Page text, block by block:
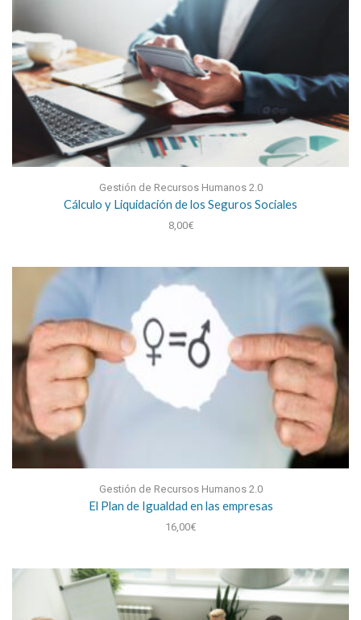
Gestión de Recursos Humanos 2.0
Cálculo y Liquidación de los Seguros Sociales
8,00€
Gestión de Recursos Humanos 2.0
El Plan de Igualdad en las empresas
16,00€